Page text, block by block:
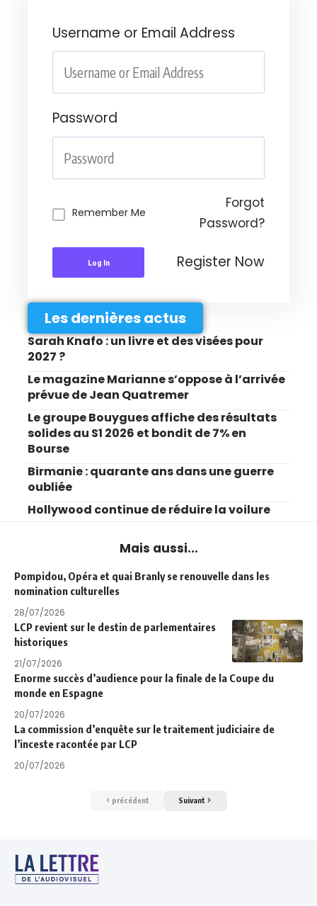
Username or Email Address
Password
Remember Me
Forgot
Password?
Log In Register Now
Les dernières actus
Sarah Knafo : un livre et des visées pour
2027 ?
Le magazine Marianne s’oppose à l’arrivée
prévue de Jean Quatremer
Le groupe Bouygues affiche des résultats
solides au S1 2026 et bondit de 7% en
Bourse
Birmanie : quarante ans dans une guerre
oubliée
Hollywood continue de réduire la voilure
Mais aussi...
Pompidou, Opéra et quai Branly se renouvelle dans les
nomination culturelles
28/07/2026
LCP revient sur le destin de parlementaires
historiques
21/07/2026
Enorme succès d’audience pour la finale de la Coupe du
monde en Espagne
20/07/2026
La commission d’enquête sur le traitement judiciaire de
l’inceste racontée par LCP
20/07/2026
précédent Suivant